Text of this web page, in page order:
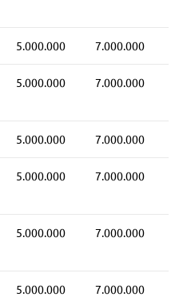
5.000.000 7.000.000
5.000.000 7.000.000
5.000.000 7.000.000
5.000.000 7.000.000
5.000.000 7.000.000
5.000.000 7.000.000